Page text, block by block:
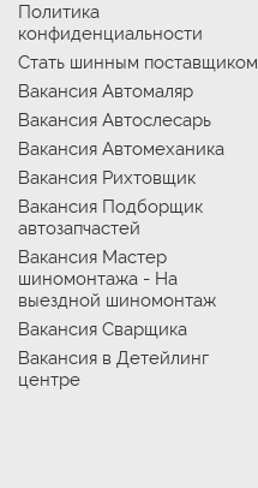
Политика
конфиденциальности
Стать шинным поставщиком
Вакансия Автомаляр
Вакансия Автослесарь
Вакансия Автомеханика
Вакансия Рихтовщик
Вакансия Подборщик
автозапчастей
Вакансия Мастер
шиномонтажа - На
выездной шиномонтаж
Вакансия Сварщика
Вакансия в Детейлинг
центре